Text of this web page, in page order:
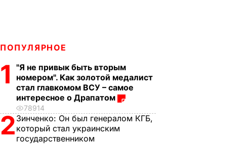
ПОПУЛЯРНОЕ
1
"Я не привык быть вторым
номером". Как золотой медалист
стал главкомом ВСУ – самое
интересное о Драпатом
78914
2 Зинченко: Он был генералом КГБ,
который стал украинским
государственником